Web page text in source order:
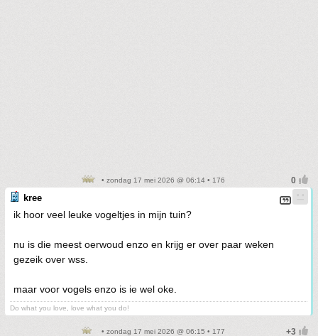
• zondag 17 mei 2026 @ 06:14 • 176
kree
ik hoor veel leuke vogeltjes in mijn tuin?
nu is die meest oerwoud enzo en krijg er over paar weken
gezeik over wss.
maar voor vogels enzo is ie wel oke.
Do what you love, love what you do!
• zondag 17 mei 2026 @ 06:15 • 177